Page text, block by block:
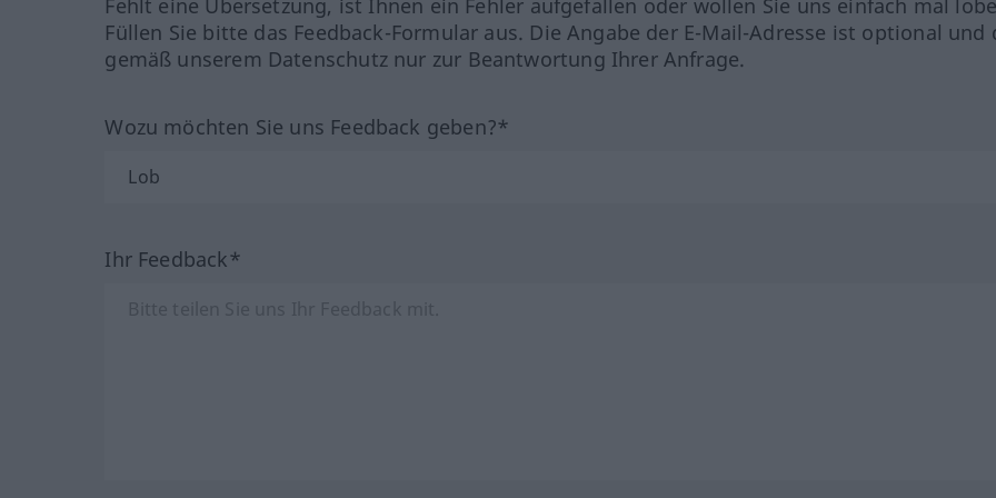
Fehlt eine Übersetzung, ist Ihnen ein Fehler aufgefallen oder wollen Sie uns einfach mal
Füllen Sie bitte das Feedback-Formular aus. Die Angabe der E-Mail-Adresse ist optional und
gemäß unserem Datenschutz nur zur Beantwortung Ihrer Anfrage.
Wozu möchten Sie uns Feedback geben?*
Ihr Feedback*